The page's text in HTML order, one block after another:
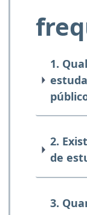
1.
2.
de
3.